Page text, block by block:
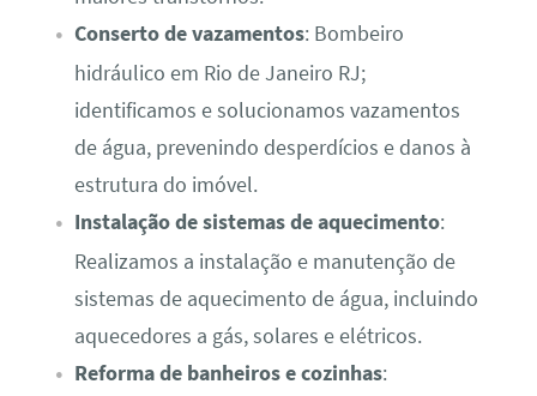
Conserto de vazamentos: Bombeiro
hidráulico em Rio de Janeiro RJ;
identificamos e solucionamos vazamentos
de água, prevenindo desperdícios e danos à
estrutura do imóvel.
Instalação de sistemas de aquecimento:
Realizamos a instalação e manutenção de
sistemas de aquecimento de água, incluindo
aquecedores a gás, solares e elétricos.
Reforma de banheiros e cozinhas: